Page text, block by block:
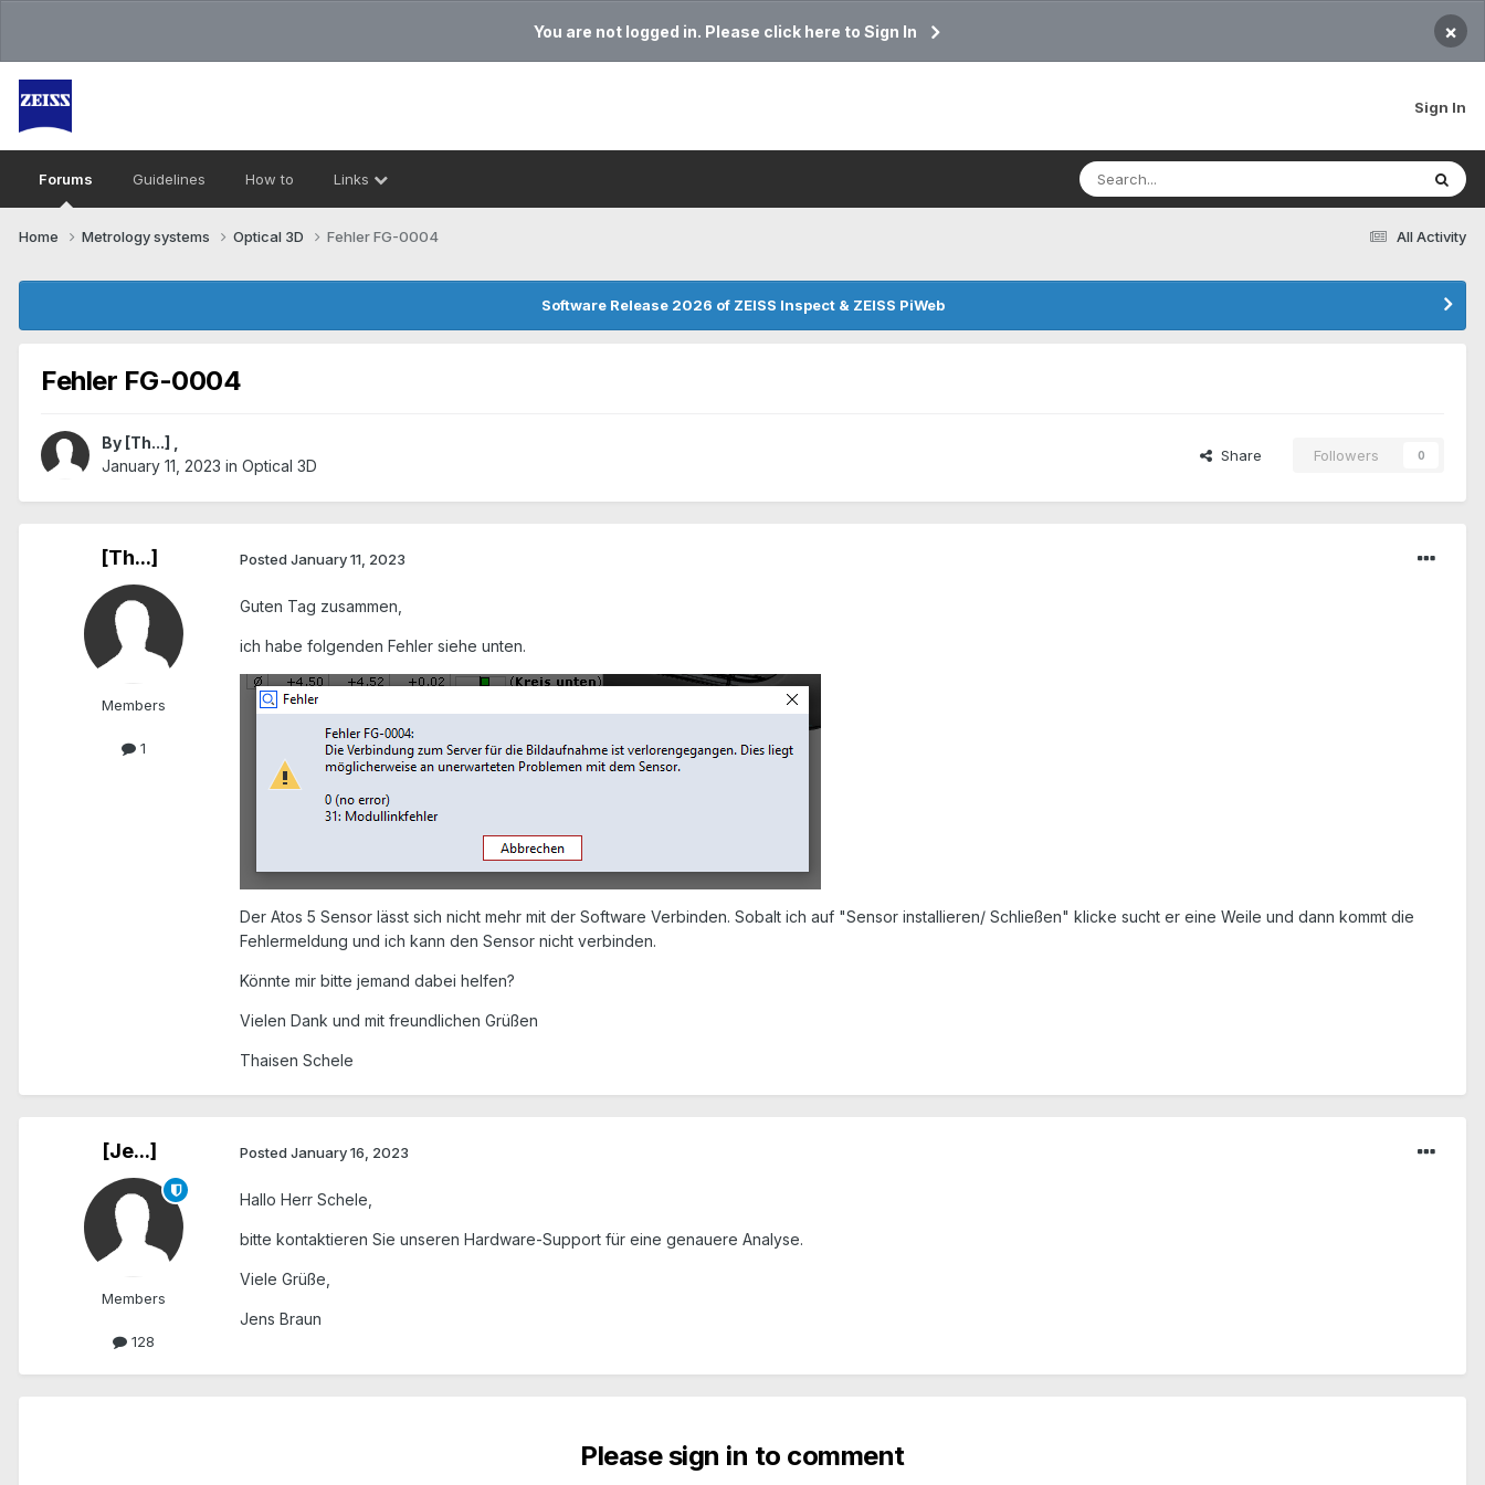
You are not logged in. Please click here to Sign In ×
Sign In
Forums Guidelines How to Links
All Activity
Home Metrology systems​ Optical 3D Fehler FG-0004
Software Release 2026 of ZEISS Inspect & ZEISS PiWeb
Fehler FG-0004
By [Th...]
January 11, 2023 in Optical 3D
Share Followers 0
[Th...]
Members
1
Posted January 11, 2023
Guten Tag zusammen,
ich habe folgenden Fehler siehe unten.
Der Atos 5 Sensor lässt sich nicht mehr mit der Software Verbinden. Sobalt ich auf "Sensor installieren/ Schließen" klicke sucht er eine Weile und dann kommt die
Fehlermeldung und ich kann den Sensor nicht verbinden.
Könnte mir bitte jemand dabei helfen?
Vielen Dank und mit freundlichen Grüßen
Thaisen Schele
[Je...]
Members
128
Posted January 16, 2023
Hallo Herr Schele,
bitte kontaktieren Sie unseren Hardware-Support für eine genauere Analyse.
Viele Grüße,
Jens Braun
Please sign in to comment